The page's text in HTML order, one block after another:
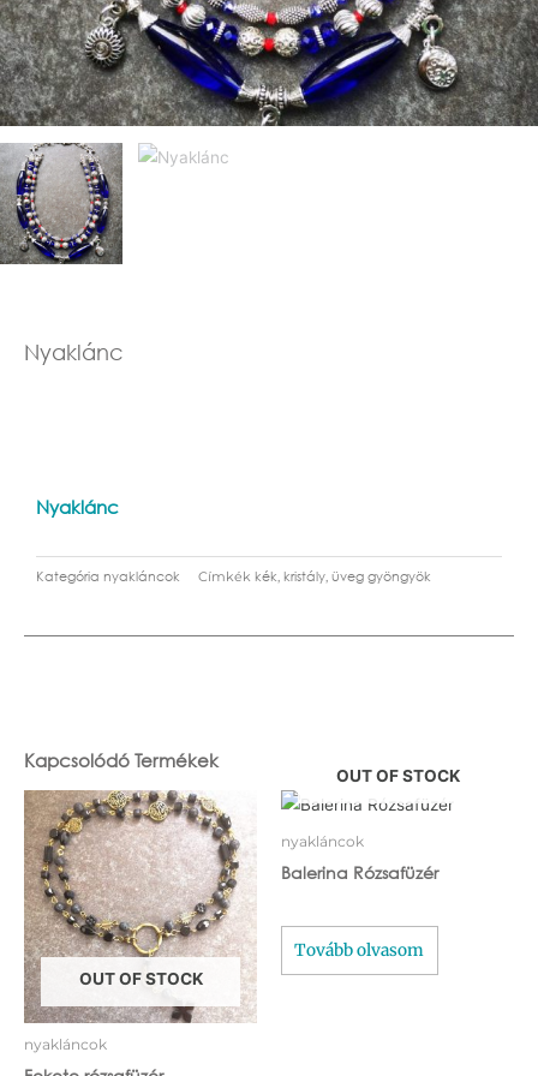
Nyaklánc
Kapcsolódó Termékek
OUT OF STOCK
nyakláncok
OUT OF STOCK
nyakláncok
Balerina Rózsafüzér
Tovább olvasom
Nyaklánc
Kategória nyakláncok Címkék kék kristály üveg gyöngyök